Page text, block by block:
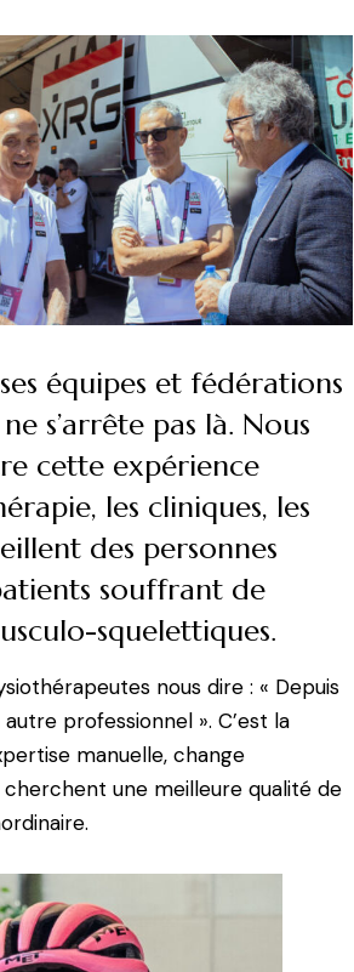
équipes et fédérations
s’arrête pas là. Nous
cette expérience
les cliniques, les
des personnes
souffrant de
squelettiques.
nous dire : « Depuis
professionnel ». C’est la
manuelle, change
une meilleure qualité de